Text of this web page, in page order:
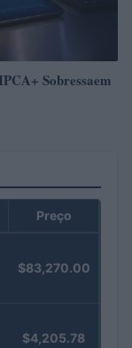
Sobressaem
Preço
$83,270.00
$4,205.78